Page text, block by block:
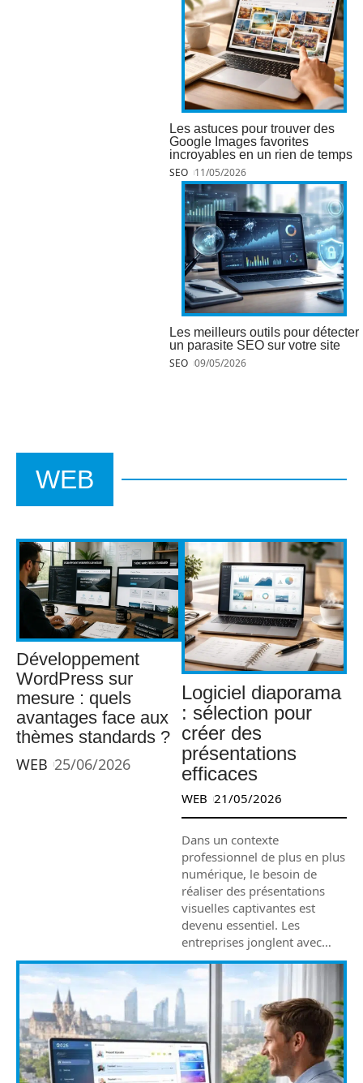
Les astuces pour trouver des
Google Images favorites
incroyables en un rien de temps
SEO 11/05/2026
Les meilleurs outils pour détecter
un parasite SEO sur votre site
SEO 09/05/2026
WEB
Développement
WordPress sur
mesure : quels
avantages face aux
thèmes standards ?
WEB 25/06/2026
Logiciel diaporama
: sélection pour
créer des
présentations
efficaces
WEB 21/05/2026
Dans un contexte
professionnel de plus en plus
numérique, le besoin de
réaliser des présentations
visuelles captivantes est
devenu essentiel. Les
entreprises jonglent avec…